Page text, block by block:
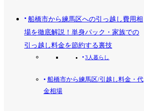
船橋市から練馬区への引っ越し費用相
場を徹底解説！単身パック・家族での
引っ越し料金を節約する裏技
3人暮らし
船橋市から練馬区/引越し料金・代
金相場